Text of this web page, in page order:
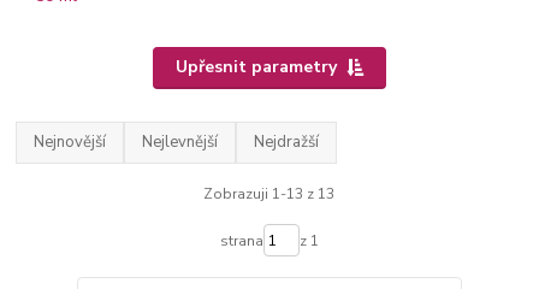
Upřesnit parametry
Nejnovější Nejlevnější Nejdražší
Zobrazuji 1-13 z 13
strana z 1